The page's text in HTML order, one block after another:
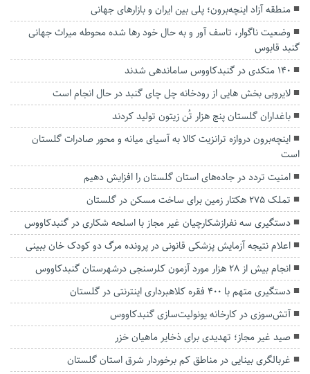
منطقه آزاد اینچه‌برون؛ پلی بین ایران و بازارهای جهانی
وضعیت ناگوار، تاسف آور و به حال خود رها شده محوطه میراث‌ جهانی
گنبد قابوس
۱۴۰ متکدی در گنبدکاووس ساماندهی شدند
لایروبی بخش هایی از رودخانه چل چای گنبد در حال انجام است
باغداران گلستان پنج هزار تُن زیتون تولید کردند
اینچه‌برون دروازه ترانزیت کالا به آسیای میانه و محور صادرات گلستان
است
امنیت تردد در جاده‌های استان گلستان را افزایش دهیم
تملک ۲۷۵ هکتار زمین برای ساخت مسکن در گلستان
دستگیری سه نفرازشکارچیان غیر مجاز با اسلحه شکاری در گنبدکاووس
اعلام نتیجه آزمایش پزشکی قانونی در پرونده مرگ دو کودک خان ببینی
انجام بیش از ۲۸ هزار مورد آزمون کلرسنجی درشهرستان گنبدکاووس
دستگیری متهم با ۴۰۰ فقره کلاهبرداری اینترنتی در گلستان
آتش‌سوزی در کارخانه یونولیت‌سازی گنبدکاووس
صید غیر مجاز؛ تهدیدی برای ذخایر ماهیان خزر
غربالگری بینایی در مناطق کم برخوردار شرق استان گلستان